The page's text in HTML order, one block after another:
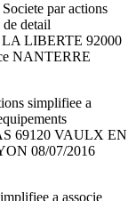
par actions
detail
LA LIBERTE 92000
NANTERRE
simplifiee a
69120 VAULX EN
08/07/2016
a associe